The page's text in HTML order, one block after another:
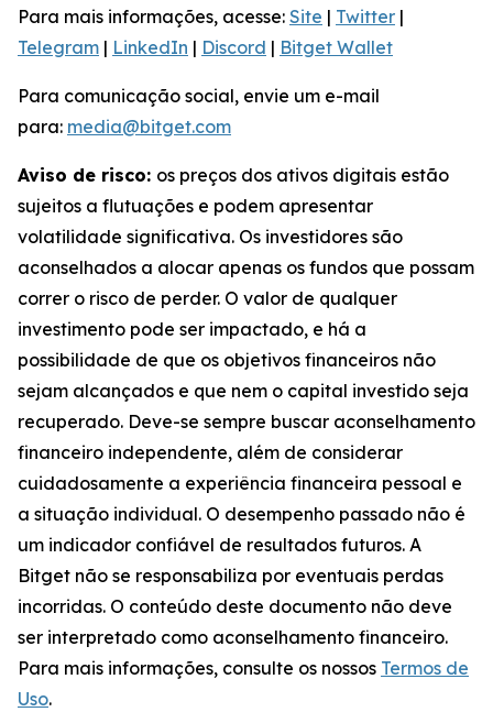
Para mais informações, acesse: Site | Twitter |
Telegram | LinkedIn | Discord | Bitget Wallet
Para comunicação social, envie um e-mail
para: media@bitget.com
Aviso de risco: os preços dos ativos digitais estão
sujeitos a flutuações e podem apresentar
volatilidade significativa. Os investidores são
aconselhados a alocar apenas os fundos que possam
correr o risco de perder. O valor de qualquer
investimento pode ser impactado, e há a
possibilidade de que os objetivos financeiros não
sejam alcançados e que nem o capital investido seja
recuperado. Deve-se sempre buscar aconselhamento
financeiro independente, além de considerar
cuidadosamente a experiência financeira pessoal e
a situação individual. O desempenho passado não é
um indicador confiável de resultados futuros. A
Bitget não se responsabiliza por eventuais perdas
incorridas. O conteúdo deste documento não deve
ser interpretado como aconselhamento financeiro.
Para mais informações, consulte os nossos Termos de
Uso.